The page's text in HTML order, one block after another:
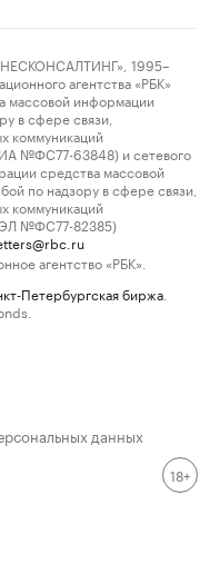
1995–
агентства «РБК»
массовой информации
в сфере связи,
коммуникаций
№ФС77-63848) и сетевого
средства массовой
по надзору в сфере связи,
коммуникаций
ЭЛ №ФС77-82385)
агентство «РБК».
Петербургская биржа
данных
18+